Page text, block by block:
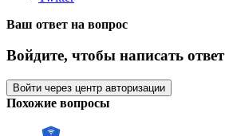
Ваш ответ на вопрос
Войдите, чтобы написать ответ
Войти через центр авторизации
Похожие вопросы